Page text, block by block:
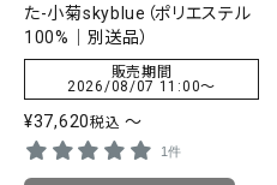
た-小菊skyblue（ポリエステル
100%｜別送品）
販売期間
2026/08/07 11:00〜
¥37,620税込 〜
1件